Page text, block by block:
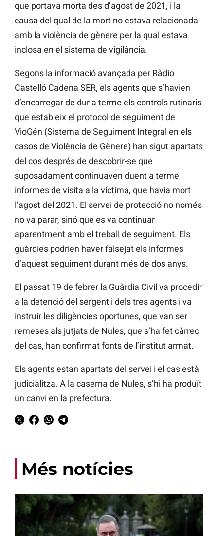
que portava morta des d’agost de 2021, i la
causa del qual de la mort no estava relacionada
amb la violència de gènere per la qual estava
inclosa en el sistema de vigilància.
Segons la informació avançada per Ràdio
Castelló Cadena SER, els agents que s’havien
d’encarregar de dur a terme els controls rutinaris
que estableix el protocol de seguiment de
VioGén (Sistema de Seguiment Integral en els
casos de Violència de Gènere) han sigut apartats
del cos després de descobrir-se que
suposadament continuaven duent a terme
informes de visita a la víctima, que havia mort
l’agost del 2021. El servei de protecció no només
no va parar, sinó que es va continuar
aparentment amb el treball de seguiment. Els
guàrdies podrien haver falsejat els informes
d’aquest seguiment durant més de dos anys.
El passat 19 de febrer la Guàrdia Civil va procedir
a la detenció del sergent i dels tres agents i va
instruir les diligències oportunes, que van ser
remeses als jutjats de Nules, que s’ha fet càrrec
del cas, han confirmat fonts de l’institut armat.
Els agents estan apartats del servei i el cas està
judicialitza. A la caserna de Nules, s’hi ha produït
un canvi en la prefectura.
Més notícies